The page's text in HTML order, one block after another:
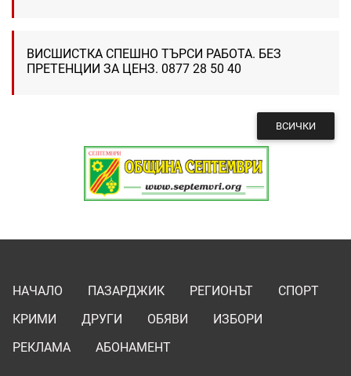
ВИСШИСТКА СПЕШНО ТЪРСИ РАБОТА. БЕЗ
ПРЕТЕНЦИИ ЗА ЦЕНЗ. 0877 28 50 40
ВСИЧКИ
НАЧАЛО ПАЗАРДЖИК РЕГИОНЪТ
СПОРТ
КРИМИ
ДРУГИ ОБЯВИ
ИЗБОРИ
РЕКЛАМА
АБОНАМЕНТ